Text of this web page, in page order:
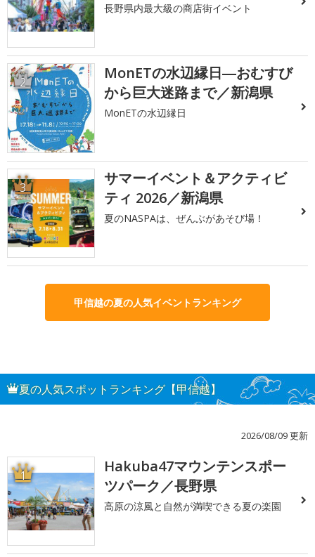
長野県内最大級の商店街イベント
2
MonETの水辺縁日―おむすび
から巨大迷路まで／新潟県
MonETの水辺縁日
3
サマーイベント＆アクティビ
ティ 2026／新潟県
夏のNASPAは、ぜんぶがあそび場！
甲信越の夏の人気イベントランキング
夏の人気スポットランキング【甲信越】
2026/08/09 更新
1
Hakuba47マウンテンスポー
ツパーク／長野県
高原の涼風と自然が満喫できる夏の楽園